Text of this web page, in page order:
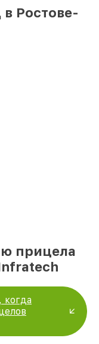
в
повышая
Ростове-
прицела
когда